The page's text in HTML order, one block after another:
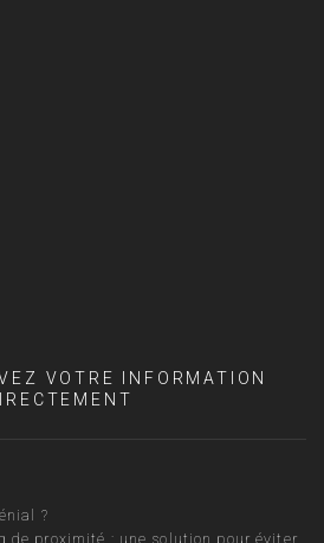
VOTRE INFORMATION
?
de proximité : une solution pour éviter